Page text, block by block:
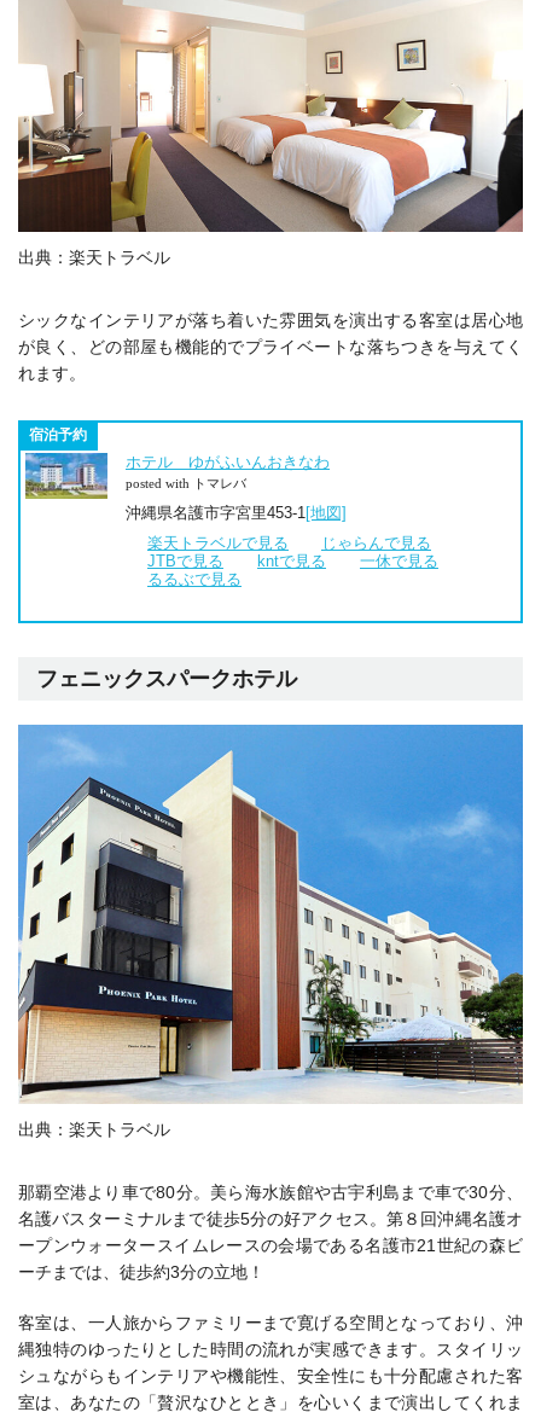
出典：楽天トラベル
シックなインテリアが落ち着いた雰囲気を演出する客室は居心地
が良く、どの部屋も機能的でプライベートな落ちつきを与えてく
れます。
宿泊予約
ホテル ゆがふいんおきなわ
posted with トマレバ
沖縄県名護市字宮里453-1 [地図]
楽天トラベルで見る
じゃらんで見る
JTBで見る
kntで見る
一休で見る
るるぶで見る
フェニックスパークホテル
出典：楽天トラベル
那覇空港より車で80分。美ら海水族館や古宇利島まで車で30分、
名護バスターミナルまで徒歩5分の好アクセス。第８回沖縄名護オ
ープンウォータースイムレースの会場である名護市21世紀の森ビ
ーチまでは、徒歩約3分の立地！
客室は、一人旅からファミリーまで寛げる空間となっており、沖
縄独特のゆったりとした時間の流れが実感できます。スタイリッ
シュながらもインテリアや機能性、安全性にも十分配慮された客
室は、あなたの「贅沢なひととき」を心いくまで演出してくれま